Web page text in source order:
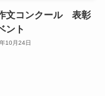
文コンクール 表彰
ント
10月24日